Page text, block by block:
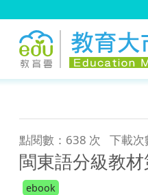
點閱數：638 次 下載次
閩東語分級教
ebook